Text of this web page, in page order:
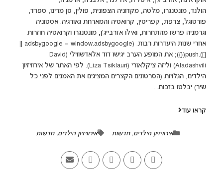
הולנד, מונטנגרו, מלטה, מקדוניה הצפונית, פולין, סן מרינו, ספרד,
פורטוגל, צרפת, קפריסין, קרואטיה והמארחת גאורגיה. אסטוניה
וגרמניה פרשו מהתחרות, ואילו אזרבייג'ן, מונטנגרו וקרואטיה חוזרות
[]).push({}); את המופע הערב יגישו דוד אלאדשווילי (David
Aladashvili) וליזה ציקלאורי (Liza Tsiklauri). לפי האתר של אירוויזיון
הילדים, הגלויות (הסרטונים הקצרים המציגים את האמנים לפני כל
שיר) יבלטו בזכות...
קראו עוד
אירוויזיון הילדים,חדשות אירוויזיון הילדים,חדשות